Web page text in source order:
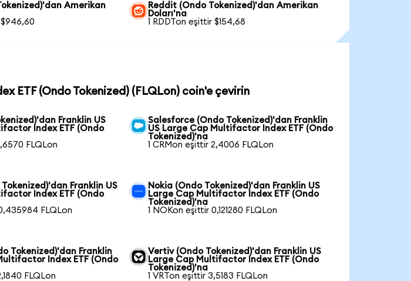
Amerikan
Reddit (Ondo Tokenized)'dan Amerikan
Doları'na
1 RDDTon eşittir $154,68
ETF (Ondo Tokenized) (FLQLon) coin'e çevirin
Franklin US
Index ETF (Ondo
FLQLon
Salesforce (Ondo Tokenized)'dan Franklin
US Large Cap Multifactor Index ETF (Ondo
Tokenized)'na
1 CRMon eşittir 2,4006 FLQLon
Franklin US
Index ETF (Ondo
FLQLon
Nokia (Ondo Tokenized)'dan Franklin US
Large Cap Multifactor Index ETF (Ondo
Tokenized)'na
1 NOKon eşittir 0,121280 FLQLon
Tokenized)'dan Franklin
Index ETF (Ondo
FLQLon
Vertiv (Ondo Tokenized)'dan Franklin US
Large Cap Multifactor Index ETF (Ondo
Tokenized)'na
1 VRTon eşittir 3,5183 FLQLon